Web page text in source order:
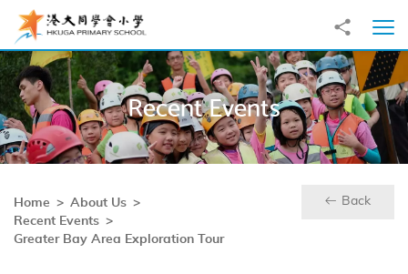
Skip to main content
Share to
Recent Events
Home
About Us
Recent Events
Greater Bay Area Exploration Tour
Back